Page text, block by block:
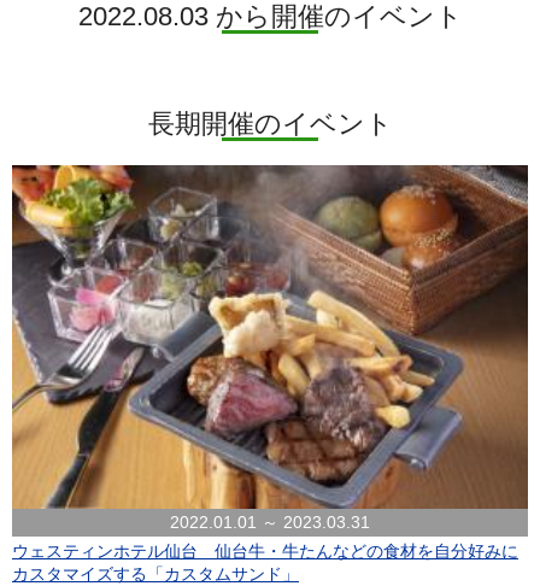
2022.08.03 から開催のイベント
長期開催のイベント
2022.01.01 ～ 2023.03.31
ウェスティンホテル仙台 仙台牛・牛たんなどの食材を自分好みに
カスタマイズする「カスタムサンド」